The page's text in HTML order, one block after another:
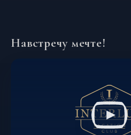
Навстречу мечте!